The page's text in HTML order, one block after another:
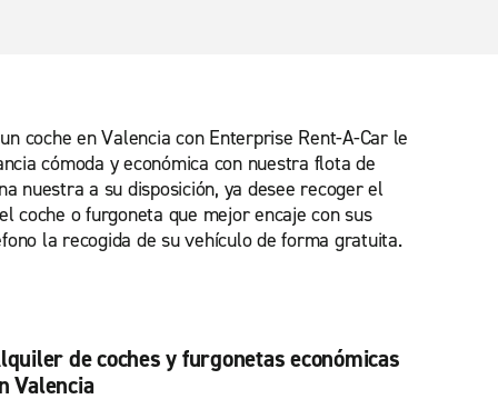
coche en Valencia con Enterprise Rent-A-Car le
cómoda y económica con nuestra flota de
nuestra a su disposición, ya desee recoger el
coche o furgoneta que mejor encaje con sus
la recogida de su vehículo de forma gratuita.
de coches y furgonetas económicas
Valencia